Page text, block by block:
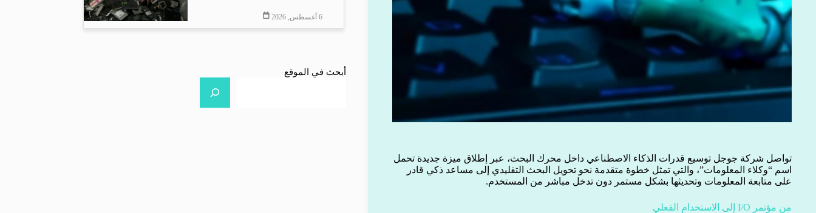
تواصل شركة جوجل توسيع قدرات الذكاء الاصطناعي داخل محرك البحث، عبر إطلاق ميزة جديدة تحمل
اسم “وكلاء المعلومات”، والتي تمثل خطوة متقدمة نحو تحويل البحث التقليدي إلى مساعد ذكي قادر
على متابعة المعلومات وتحديثها بشكل مستمر دون تدخل مباشر من المستخدم.
من مؤتمر I/O إلى الاستخدام الفعلي
6 أغسطس, 2026
أبحث في الموقع